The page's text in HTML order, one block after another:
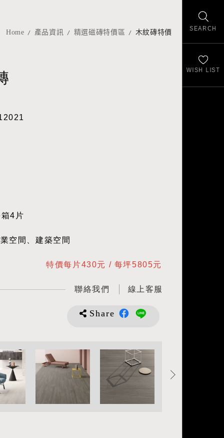
SEARCH
WISH LIST
Home 產品資訊 精選磁磚特價區 木紋磚特價
4片
空間、建築空間
特價每片430元 / 每坪5805元
聯絡我們 線上客服
Share